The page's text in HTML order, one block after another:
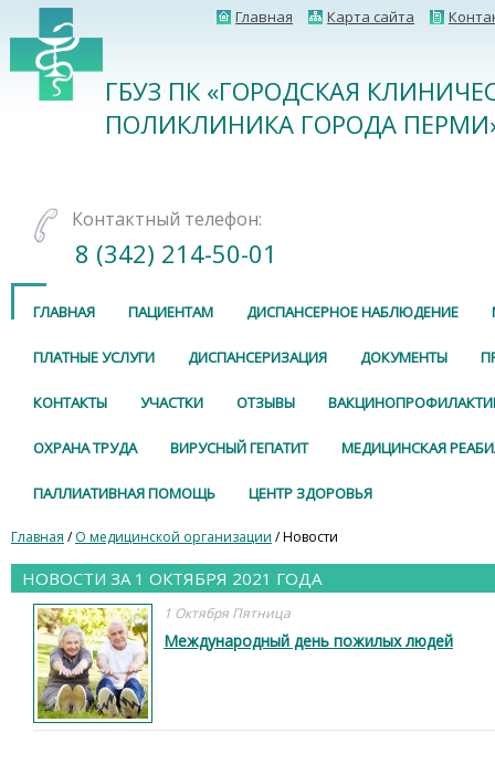
Главная Карта сайта
ГБУЗ ПК «ГОРОДСКАЯ
ПОЛИКЛИНИКА ГОРОДА
Контактный телефон:
8 (342) 214-50-01
ГЛАВНАЯ ПАЦИЕНТАМ ДИСПАНСЕРНОЕ НАБЛЮДЕНИЕ
ПЛАТНЫЕ УСЛУГИ ДИСПАНСЕРИЗАЦИЯ ДОКУМЕНТЫ
КОНТАКТЫ УЧАСТКИ ОТЗЫВЫ
ОХРАНА ТРУДА ВИРУСНЫЙ ГЕПАТИТ МЕДИЦИНСКАЯ
ПАЛЛИАТИВНАЯ ПОМОЩЬ ЦЕНТР ЗДОРОВЬЯ
Главная /О медицинской организации / Новости
НОВОСТИ ЗА 1 ОКТЯБРЯ 2021 ГОДА
1 Октября Пятница
Международный день пожилых людей